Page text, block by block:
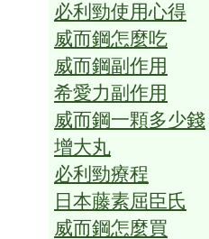
必利勁使用心得
威而鋼怎麼吃
威而鋼副作用
希愛力副作用
威而鋼一顆多少錢
增大丸
必利勁療程
日本藤素屈臣氏
威而鋼怎麼買